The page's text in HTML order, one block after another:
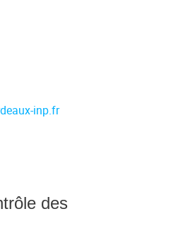
inp.fr
des